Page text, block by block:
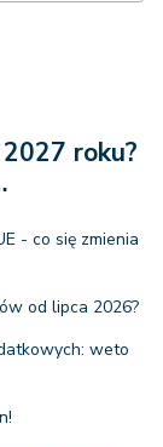
roku?
- co się zmienia
od lipca 2026?
weto